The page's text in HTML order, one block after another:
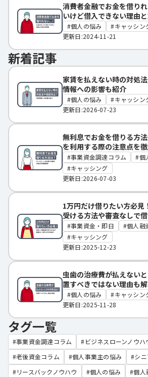
消費者金融でお金を借り
いけど借入できない理由
個人の悩み
キャッシン
更新日:2024-11-21
新着記事
家賃を払えない時の対処
情報への影響も紹介
個人の悩み
キャッシン
更新日:2026-07-23
無利息でお金を借りる方
を利用する際の注意点を
事業資金調達コラム
個
キャッシング
更新日:2026-07-03
1万円だけ借りたい方必見
受ける方法や審査なしで
事業資金・即日
個人融
キャッシング
更新日:2025-12-23
虫歯の治療費が払えない
置すべきではない理由も
個人の悩み
キャッシン
更新日:2025-11-28
タグ一覧
事業資金調達コラム ビジネスローンノウハ
老後資金コラム
個人事業主の悩み
シ
リースバックノウハウ
個人の悩み 個人